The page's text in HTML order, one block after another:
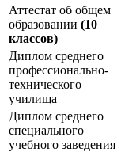
Аттестат об общем
образовании (10
классов)
Диплом среднего
профессионально-
технического
училища
Диплом среднего
специального
учебного заведения